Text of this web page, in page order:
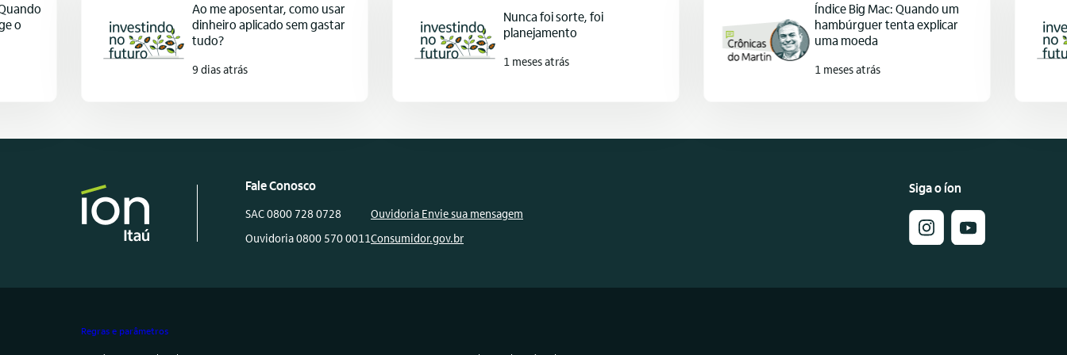
o
Ao me aposentar, como usar
dinheiro aplicado sem gastar
tudo?
9 dias atrás
Nunca foi sorte, foi
planejamento
1 meses atrás
Índice Big Mac: Quando um
hambúrguer tenta explicar
uma moeda
1 meses atrás
Fale Conosco
SAC 0800 728 0728
Ouvidoria 0800 570 0011
Ouvidoria Envie sua mensagem
Consumidor.gov.br
Siga o íon
Regras e parâmetros